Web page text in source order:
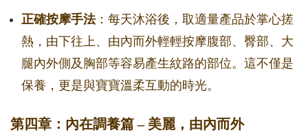
正確按摩手法：每天沐浴後，取適量產品於掌心搓
熱，由下往上、由內而外輕輕按摩腹部、臀部、大
腿內外側及胸部等容易產生紋路的部位。這不僅是
保養，更是與寶寶溫柔互動的時光。
第四章：內在調養篇 – 美麗，由內而外